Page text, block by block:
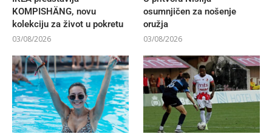
KOMPISHÄNG, novu
kolekciju za život u pokretu
03/08/2026
osumnjičen za nošenje
oružja
03/08/2026